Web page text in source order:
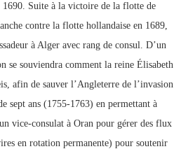
1690. Suite à la victoire de la flotte de
contre la flotte hollandaise en 1689,
à Alger avec rang de consul. D’un
se souviendra comment la reine Élisabeth
afin de sauver l’Angleterre de l’invasion
sept ans (1755-1763) en permettant à
vice-consulat à Oran pour gérer des flux
en rotation permanente) pour soutenir